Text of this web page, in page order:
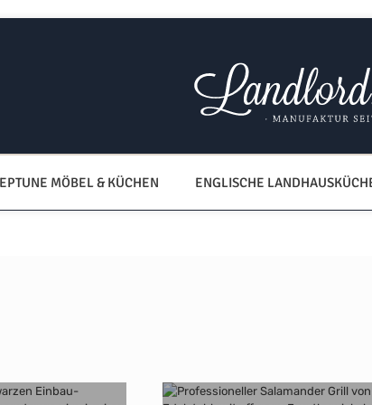
MÖBEL & KÜCHEN ENGLISCHE